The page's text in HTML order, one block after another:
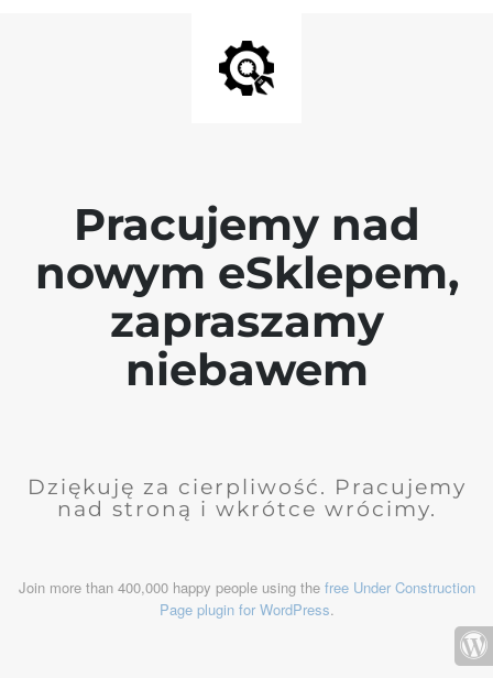
Pracujemy nad
nowym eSklepem,
zapraszamy
niebawem
Dziękuję za cierpliwość. Pracujemy
nad stroną i wkrótce wrócimy.
Join more than 400,000 happy people using the free Under Construction
Page plugin for WordPress.